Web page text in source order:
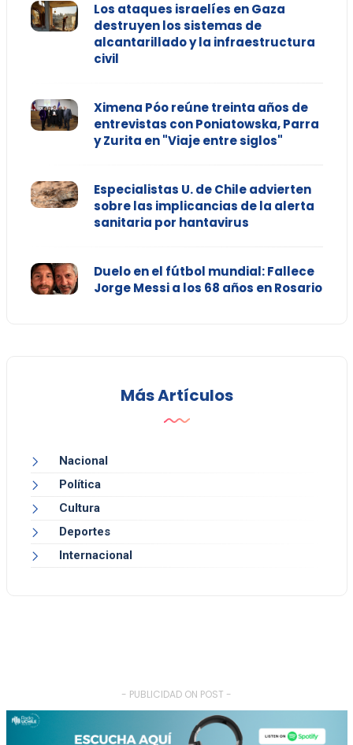
Los ataques israelíes en Gaza
destruyen los sistemas de
alcantarillado y la infraestructura
civil
Ximena Póo reúne treinta años de
entrevistas con Poniatowska, Parra
y Zurita en "Viaje entre siglos"
Especialistas U. de Chile advierten
sobre las implicancias de la alerta
sanitaria por hantavirus
Duelo en el fútbol mundial: Fallece
Jorge Messi a los 68 años en Rosario
Más Artículos
Nacional
Política
Cultura
Deportes
Internacional
- PUBLICIDAD ON POST -